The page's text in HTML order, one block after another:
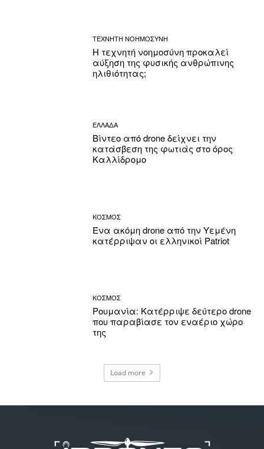
ΤΕΧΝΗΤΗ ΝΟΗΜΟΣΥΝΗ
Η τεχνητή νοημοσύνη προκαλεί
αύξηση της φυσικής ανθρώπινης
ηλιθιότητας;
ΕΛΛΑΔΑ
Βίντεο από drone δείχνει την
κατάσβεση της φωτιάς στο όρος
Καλλίδρομο
ΚΟΣΜΟΣ
Ένα ακόμη drone από την Υεμένη
κατέρριψαν οι ελληνικοί Patriot
ΚΟΣΜΟΣ
Ρουμανία: Κατέρριψε δεύτερο drone
που παραβίασε τον εναέριο χώρο
της
Load more